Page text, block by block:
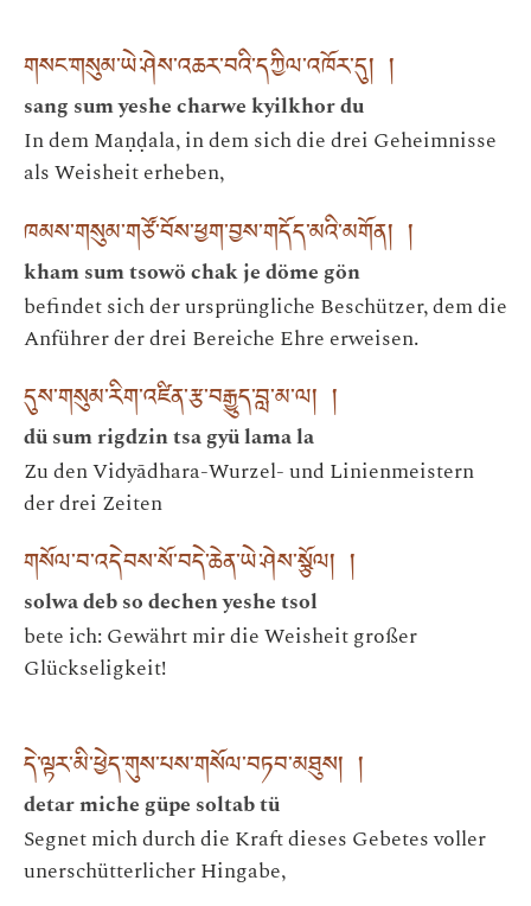
གསང་གསུམ་ཡེ་ཤེས་འཆར་བའི་དཀྱིལ་འཁོར་དུ། །
sang sum yeshe charwe kyilkhor du
In dem Maṇḍala, in dem sich die drei Geheimnisse
als Weisheit erheben,
ཁམས་གསུམ་གཙོ་བོས་ཕྱག་བྱས་གདོད་མའི་མགོན། །
kham sum tsowö chak je döme gön
befindet sich der ursprüngliche Beschützer, dem die
Anführer der drei Bereiche Ehre erweisen.
དུས་གསུམ་རིག་འཛིན་རྩ་བརྒྱུད་བླ་མ་ལ། །
dü sum rigdzin tsa gyü lama la
Zu den Vidyādhara-Wurzel- und Linienmeistern
der drei Zeiten
གསོལ་བ་འདེབས་སོ་བདེ་ཆེན་ཡེ་ཤེས་སྩོལ། །
solwa deb so dechen yeshe tsol
bete ich: Gewährt mir die Weisheit großer
Glückseligkeit!
དེ་ལྟར་མི་ཕྱེད་གུས་པས་གསོལ་བཏབ་མཐུས། །
detar miche güpe soltab tü
Segnet mich durch die Kraft dieses Gebetes voller
unerschütterlicher Hingabe,